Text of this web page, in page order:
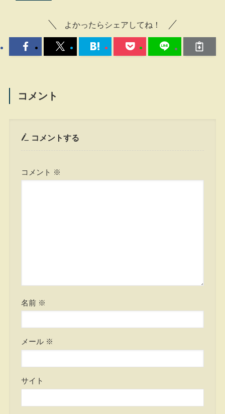
よかったらシェアしてね！
コメント
コメントする
コメント ※
名前 ※
メール ※
サイト